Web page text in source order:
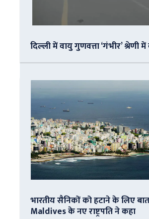
दिल्ली में वायु गुणवत्ता ‘गंभीर’ श्रेणी
भारतीय सैनिकों को हटाने के लिए
Maldives के नए राष्ट्रपति ने कहा